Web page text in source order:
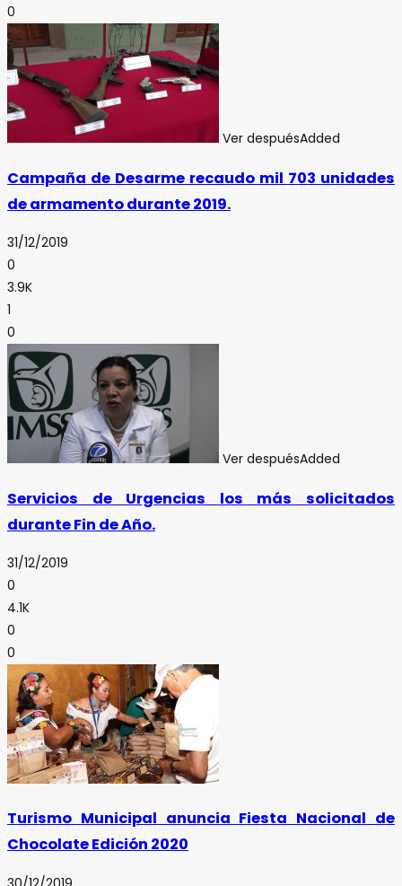
0
Ver despuésAdded
Campaña de Desarme recaudo mil 703 unidades
de armamento durante 2019.
31/12/2019
0
3.9K
1
0
Ver despuésAdded
Servicios de Urgencias los más solicitados
durante Fin de Año.
31/12/2019
0
4.1K
0
0
Turismo Municipal anuncia Fiesta Nacional de
Chocolate Edición 2020